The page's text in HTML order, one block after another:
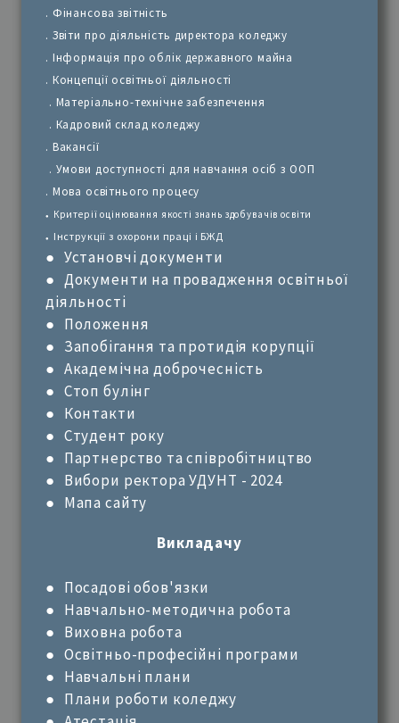
. Фінансова звітність
. Звіти про діяльність директора коледжу
. Інформація про облік державного майна
. Концепції освітньої діяльності
. Матеріально-технічне забезпечення
. Кадровий склад коледжу
. Вакансії
. Умови доступності для навчання осіб з ООП
. Мова освітнього процесу
● Критерії оцінювання якості знань здобувачів освіти
● Інструкції з охорони праці і БЖД
● Установчі документи
● Документи на провадження освітньої
діяльності
● Положення
● Запобігання та протидія корупції
● Академічна доброчесність
● Стоп булінг
● Контакти
● Студент року
● Партнерство та співробітництво
● Вибори ректора УДУНТ - 2024
● Мапа сайту
Викладачу
● Посадові обов'язки
● Навчально-методична робота
● Виховна робота
● Освітньо-професійні програми
● Навчальні плани
● Плани роботи коледжу